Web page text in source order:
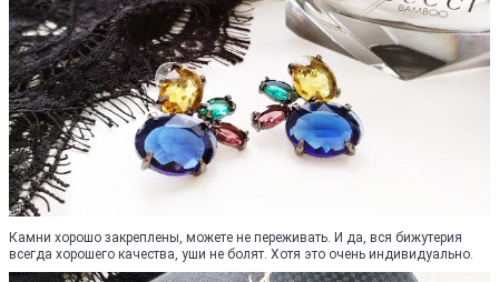
Камни хорошо закреплены, можете не переживать. И да, вся бижутерия
всегда хорошего качества, уши не болят. Хотя это очень индивидуально.